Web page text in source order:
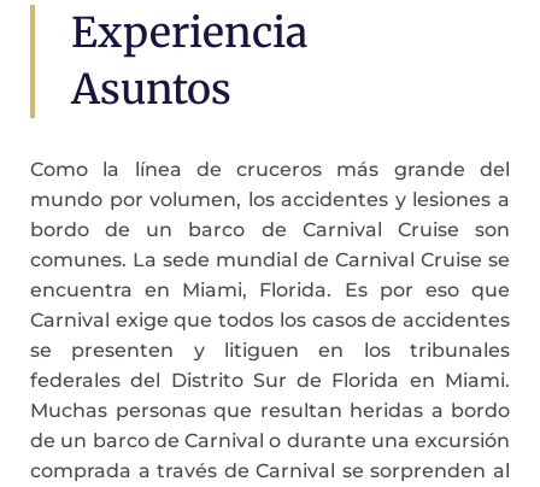
Experiencia
Asuntos
Como la línea de cruceros más grande del
mundo por volumen, los accidentes y lesiones a
bordo de un barco de Carnival Cruise son
comunes. La sede mundial de Carnival Cruise se
encuentra en Miami, Florida. Es por eso que
Carnival exige que todos los casos de accidentes
se presenten y litiguen en los tribunales
federales del Distrito Sur de Florida en Miami.
Muchas personas que resultan heridas a bordo
de un barco de Carnival o durante una excursión
comprada a través de Carnival se sorprenden al